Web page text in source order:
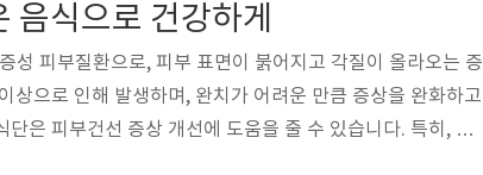
음식으로 건강하게
피부질환으로, 피부 표면이 붉어지고 각질이 올라오는 증
상으로 인해 발생하며, 완치가 어려운 만큼 증상을 완화하고
단은 피부건선 증상 개선에 도움을 줄 수 있습니다. 특히, 항
식이 효과적입니다. 아래에서는 피부건선에 좋은 음식과 그